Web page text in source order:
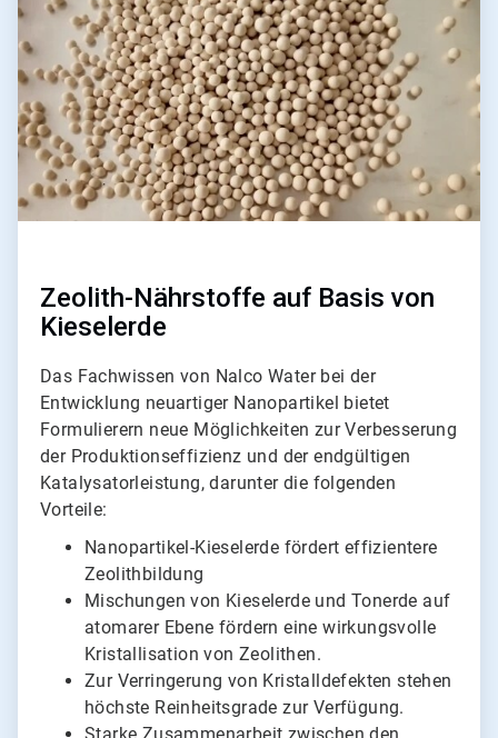
von
Zeolith-Nährstoffe auf Basis von
Kieselerde
Das Fachwissen​​​​​​​ von Nalco Water bei der
Entwicklung neuartiger Nanopartikel bietet
Formulierern neue Möglichkeiten zur Verbesserung
der Produktionseffizienz und der endgültigen
Katalysatorleistung, darunter die folgenden
Vorteile:
Nanopartikel-Kieselerde fördert effizientere
Zeolithbildung
Mischungen von Kieselerde und Tonerde auf
atomarer Ebene fördern eine wirkungsvolle
Kristallisation von Zeolithen.
Zur Verringerung von Kristalldefekten stehen
höchste Reinheitsgrade zur Verfügung.